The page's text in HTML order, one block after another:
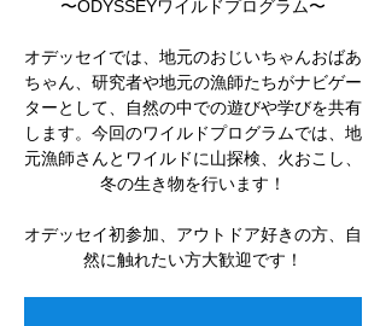
〜ODYSSEYワイルドプログラム〜
オデッセイでは、地元のおじいちゃんおばあ
ちゃん、研究者や地元の漁師たちがナビゲー
ターとして、自然の中での遊びや学びを共有
します。今回のワイルドプログラムでは、地
元漁師さんとワイルドに山探検、火おこし、
冬の生き物を行います！
オデッセイ初参加、アウトドア好きの方、自